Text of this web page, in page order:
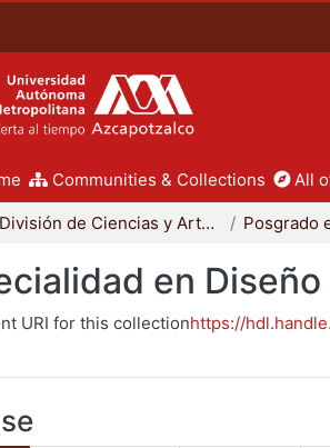
Communities & Collections All
División de Ciencias y Artes para el Diseño Posgrado
en
URI for this collectionhttps://